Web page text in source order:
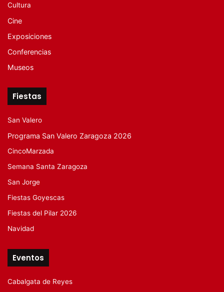
Cultura
Cine
Exposiciones
Conferencias
Museos
Fiestas
San Valero
Programa San Valero Zaragoza 2026
CincoMarzada
Semana Santa Zaragoza
San Jorge
Fiestas Goyescas
Fiestas del Pilar 2026
Navidad
Eventos
Cabalgata de Reyes